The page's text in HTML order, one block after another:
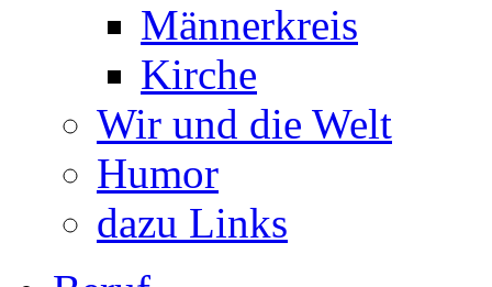
Männerkreis
Kirche
Wir und die Welt
Humor
dazu Links